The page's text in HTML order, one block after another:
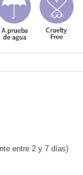
entre 2 y 7 días)